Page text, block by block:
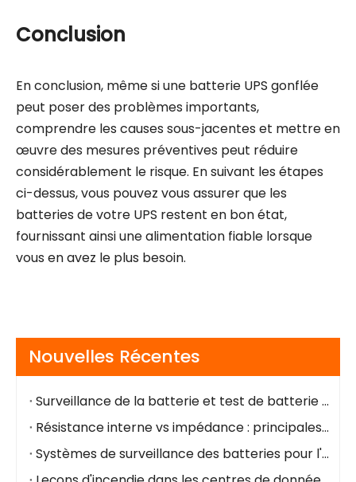
Conclusion
En conclusion, même si une batterie UPS gonflée
peut poser des problèmes importants,
comprendre les causes sous-jacentes et mettre en
œuvre des mesures préventives peut réduire
considérablement le risque. En suivant les étapes
ci-dessus, vous pouvez vous assurer que les
batteries de votre UPS restent en bon état,
fournissant ainsi une alimentation fiable lorsque
vous en avez le plus besoin.
Nouvelles Récentes
Surveillance de la batterie et test de batterie : différences et cas d'utilisation
Résistance interne vs impédance : principales différences en termes de santé de la batterie
Systèmes de surveillance des batteries pour l'industrie pétrolière et gazière